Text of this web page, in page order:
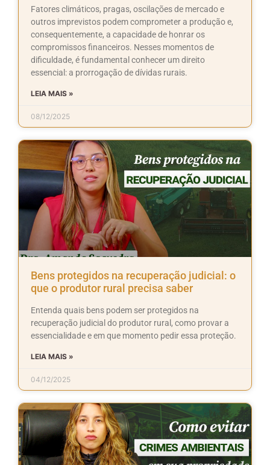
Fatores climáticos, pragas, oscilações de mercado e
outros imprevistos podem comprometer a produção e,
consequentemente, a capacidade de honrar os
compromissos financeiros. Nesses momentos de
dificuldade, é fundamental conhecer um direito
essencial: a prorrogação de dívidas rurais.
LEIA MAIS »
08/12/2025
Bens protegidos na recuperação judicial: o
que o produtor rural precisa saber
Entenda quais bens podem ser protegidos na
recuperação judicial do produtor rural, como provar a
essencialidade e em que momento pedir essa proteção.
LEIA MAIS »
04/12/2025